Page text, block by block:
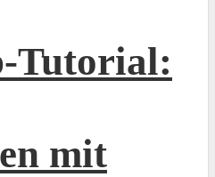
Tutorial:
mit